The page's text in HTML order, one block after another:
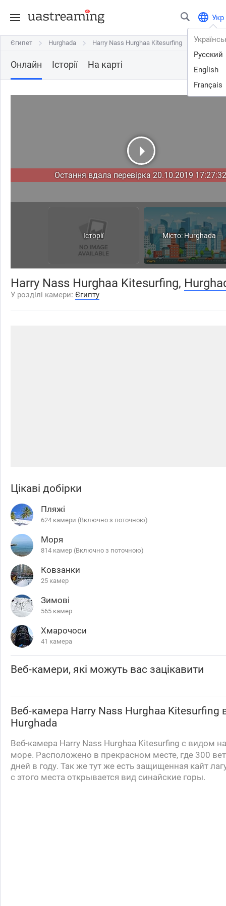
Укр
Русский
English
Français
Єгипет Hurghada Harry Nass Hurghaa Kitesurfing
Єгипет Hurghada Harry Nass Hurghaa Kitesurfing
Онлайн Історії На карті
Остання вдала перевірка 20.10.2019
Історії Місто: Hurghada
Harry Nass Hurghaa Kitesurfing,
У розділі камери: Єгипту
Цікаві добірки
Пляжі
624 камери (Включно з поточною)
Моря
814 камер (Включно з поточною)
Ковзанки
25 камер
Зимові
565 камер
Хмарочоси
41 камера
Веб-камери, які можуть вас зацікавити
Веб-камера Harry Nass Hurghaa Kitesurfing
Hurghada
Веб-камера Harry Nass Hurghaa Kitesurfing с видом
море. Расположено в прекрасном месте, где 300
дней в году. Так же тут же есть защищенная кайт
с этого места открывается вид синайские горы.